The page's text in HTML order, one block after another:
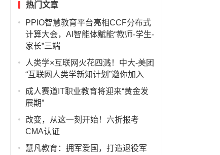
热门文章
PPIO智慧教育平台亮相CCF分布式
计算大会，AI智能体赋能“教师-学生-
家长”三端
人类学×互联网火花四溅！中大-美团
“互联网人类学新知计划”邀你加入
成人赛道IT职业教育将迎来“黄金发
展期”
改变，从这一刻开始！六折报考
CMA认证
慧凡教育：拥军爱国，打造退役军